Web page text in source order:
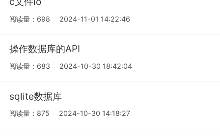
阅读量：698 2024-11-01 14:22:46
操作数据库的API
阅读量：683 2024-10-30 18:42:04
sqlite数据库
阅读量：875 2024-10-30 14:18:27